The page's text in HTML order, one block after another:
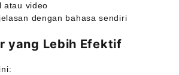
atau video
dengan bahasa sendiri
yang Lebih Efektif